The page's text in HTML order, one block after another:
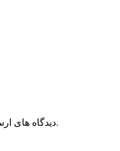
دیدگاه های ارسال شده توسط شما، پس از تایید توسط پایگاه اطلاع رسانی مهدی اسماعیلی در وب منتشر خواهد شد.